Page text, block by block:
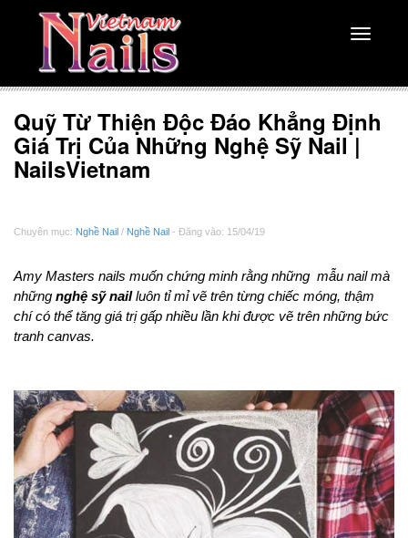
Toggle
Quỹ Từ Thiện Độc Đáo Khẳng Định
Giá Trị Của Những Nghệ Sỹ Nail |
NailsVietnam
Chuyên mục: Nghề Nail / Nghề Nail - Đăng vào: 15/04/19
Amy Masters nails muốn chứng minh rằng những mẫu nail mà
những nghệ sỹ nailluôn tỉ mỉ vẽ trên từng chiếc móng, thậm
chí có thể tăng giá trị gấp nhiều lần khi được vẽ trên những bức
tranh canvas.